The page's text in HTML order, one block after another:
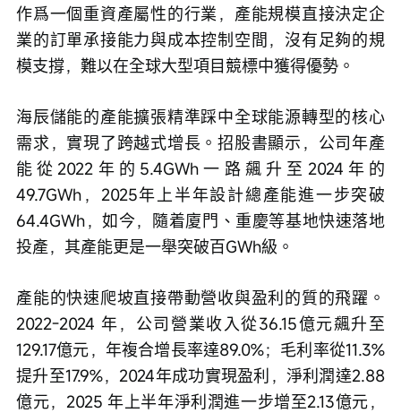
作爲一個重資產屬性的行業，產能規模直接決定企
業的訂單承接能力與成本控制空間，沒有足夠的規
模支撐，難以在全球大型項目競標中獲得優勢。
海辰儲能的產能擴張精準踩中全球能源轉型的核心
需求，實現了跨越式增長。招股書顯示，公司年產
能從2022年的5.4GWh一路飆升至2024年的
49.7GWh，2025年上半年設計總產能進一步突破
64.4GWh，如今，隨着廈門、重慶等基地快速落地
投產，其產能更是一舉突破百GWh級。
產能的快速爬坡直接帶動營收與盈利的質的飛躍。
2022-2024 年，公司營業收入從36.15億元飆升至
129.17億元，年複合增長率達89.0%；毛利率從11.3%
提升至17.9%，2024年成功實現盈利，淨利潤達2.88
億元，2025 年上半年淨利潤進一步增至2.13億元，